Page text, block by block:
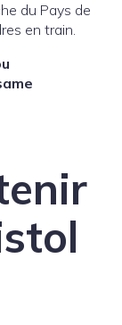
du Pays de
en train.